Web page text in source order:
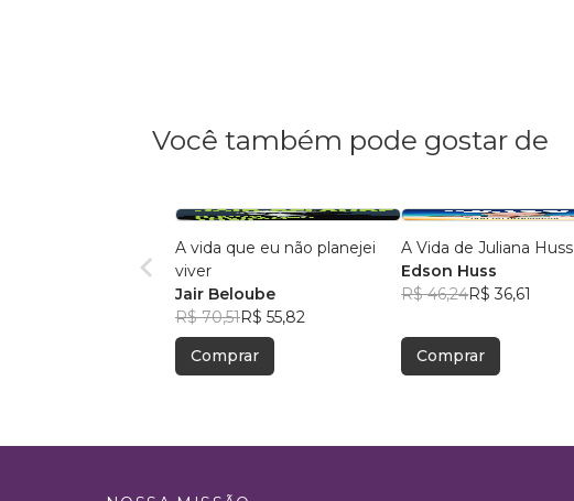
Você também pode gostar de
A vida que eu não planejei
viver
Jair Beloube
R$ 70,51R$ 55,82
Comprar
A Vida de Juliana Huss
Edson Huss
R$ 46,24R$ 36,61
Comprar